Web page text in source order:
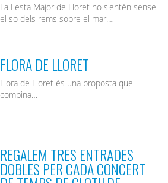
La Festa Major de Lloret no s'entén sense
el so dels rems sobre el mar.…
FLORA DE LLORET
Flora de Lloret és una proposta que
combina…
REGALEM TRES ENTRADES
DOBLES PER CADA CONCERT